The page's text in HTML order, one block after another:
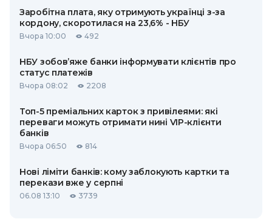
Заробітна плата, яку отримують українці з-за
кордону, скоротилася на 23,6% - НБУ
Вчора 10:00 492
НБУ зобов’яже банки інформувати клієнтів про
статус платежів
Вчора 08:02 2208
Топ-5 преміальних карток з привілеями: які
переваги можуть отримати нині VIP-клієнти
банків
Вчора 06:50 814
Нові ліміти банків: кому заблокують картки та
перекази вже у серпні
06.08 13:10 3739